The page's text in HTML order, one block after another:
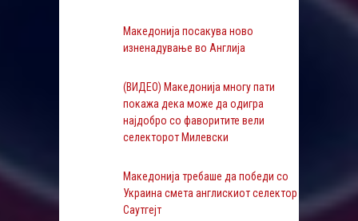
Македонија посакува ново
изнeнaдување во Англија
(ВИДЕО) Македонија многу пати
покажа дека може да одигра
најдобро со фаворитите вели
селекторот Милевски
Македонија требаше да победи со
Украина смета англискиот селектор
Саутгејт